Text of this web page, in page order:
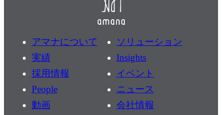
アマナについて
ソリューション
実績
Insights
採用情報
イベント
People
ニュース
動画
会社情報